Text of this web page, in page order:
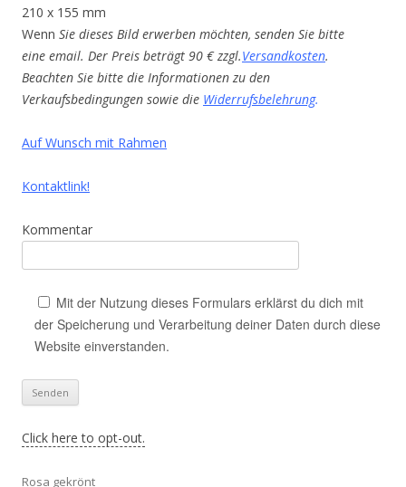
210 x 155 mm
Wenn Sie dieses Bild erwerben möchten, senden Sie bitte
eine email. Der Preis beträgt 90 € zzgl.Versandkosten.
Beachten Sie bitte die Informationen zu den
Verkaufsbedingungen sowie die Widerrufsbelehrung.
Auf Wunsch mit Rahmen
Kontaktlink!
Kommentar
Mit der Nutzung dieses Formulars erklärst du dich mit
der Speicherung und Verarbeitung deiner Daten durch diese
Website einverstanden.
Click here to opt-out.
Rosa gekrönt